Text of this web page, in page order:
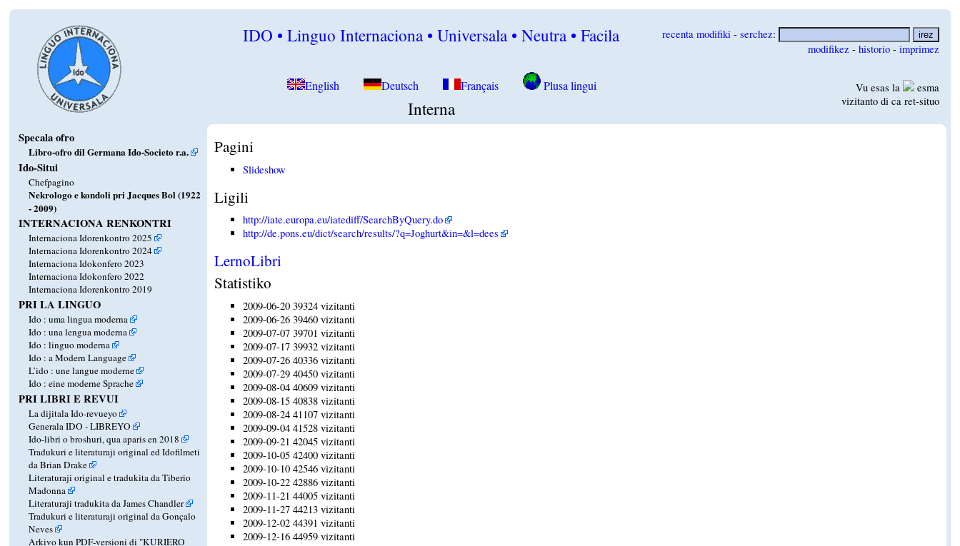
IDO • Linguo Internaciona • Universala • Neutra • Facila
English Deutsch Français Plusa lingui
Interna
recenta modifiki - serchez:
modifikez -historio -imprimez
Vu esas la
esma
vizitanto di ca ret-situo
Specala ofro
Libro-ofro dil Germana Ido-Societo r.a.
Ido-Situi
Chefpagino
Nekrologo e kondoli pri Jacques Bol (1922
- 2009)
INTERNACIONA RENKONTRI
Internaciona Idorenkontro 2025
Internaciona Idorenkontro 2024
Internaciona Idokonfero 2023
Internaciona Idokonfero 2022
Internaciona Idorenkontro 2019
PRI LA LINGUO
Ido : uma lingua moderna
Ido : una lengua moderna
Ido : linguo moderna
Ido : a Modern Language
L’ido : une langue moderne
Ido : eine moderne Sprache
PRI LIBRI E REVUI
La dijitala Ido-revueyo
Generala IDO - LIBREYO
Ido-libri o broshuri, qua aparis en 2018
Tradukuri e literaturaji original ed Idofilmeti
da Brian Drake
Literaturaji original e tradukita da Tiberio
Madonna
Literaturaji tradukita da James Chandler
Tradukuri e literaturaji original da Gonçalo
Neves
Arkivo kun PDF-versioni di "KURIERO
Pagini
Slideshow
Ligili
http://iate.europa.eu/iatediff/SearchByQuery.do
http://de.pons.eu/dict/search/results/?q=Joghurt&in=&l=dees
LernoLibri
Statistiko
2009-06-20 39324 vizitanti
2009-06-26 39460 vizitanti
2009-07-07 39701 vizitanti
2009-07-17 39932 vizitanti
2009-07-26 40336 vizitanti
2009-07-29 40450 vizitanti
2009-08-04 40609 vizitanti
2009-08-15 40838 vizitanti
2009-08-24 41107 vizitanti
2009-09-04 41528 vizitanti
2009-09-21 42045 vizitanti
2009-10-05 42400 vizitanti
2009-10-10 42546 vizitanti
2009-10-22 42886 vizitanti
2009-11-21 44005 vizitanti
2009-11-27 44213 vizitanti
2009-12-02 44391 vizitanti
2009-12-16 44959 vizitanti